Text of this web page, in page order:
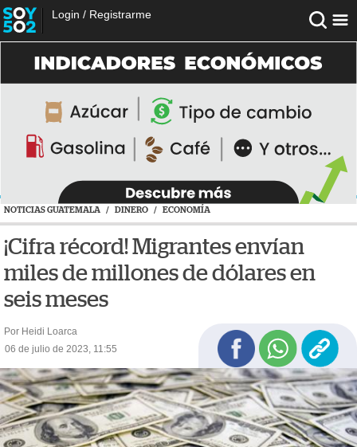
Login / Registrarme
NOTICIAS GUATEMALA / DINERO / ECONOMÍA
¡Cifra récord! Migrantes envían
miles de millones de dólares en
seis meses
Por Heidi Loarca
06 de julio de 2023, 11:55